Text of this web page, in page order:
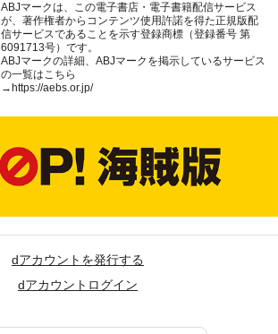
ABJマークは、この電子書店・電子書籍配信サービス
が、著作権者からコンテンツ使用許諾を得た正規版配
信サービスであることを示す登録商標（登録番号 第
6091713号）です。
ABJマークの詳細、ABJマークを掲示しているサービス
の一覧はこちら
→ https://aebs.or.jp/
dアカウントを発行する
dアカウントログイン